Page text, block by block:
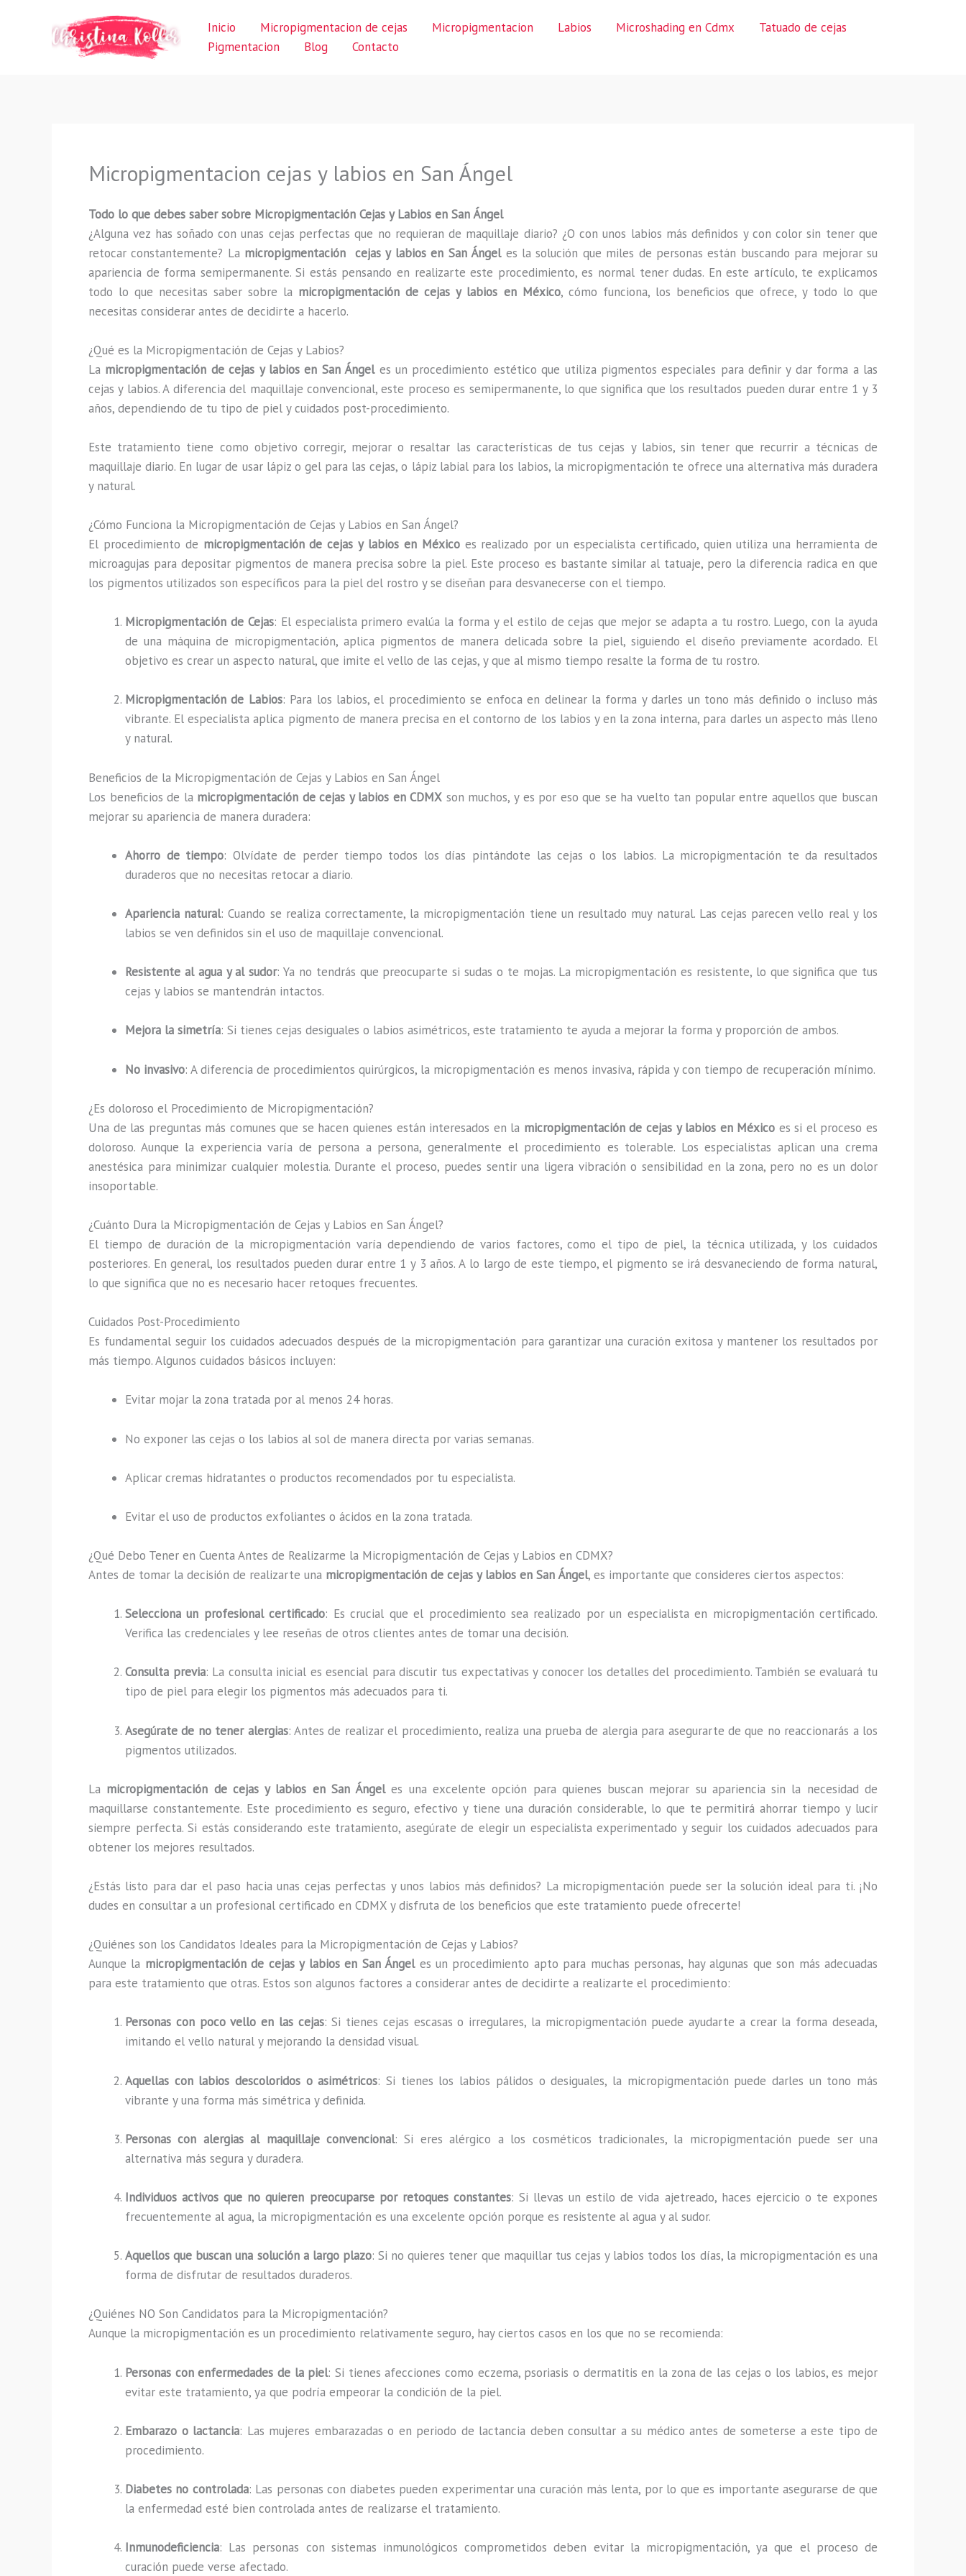
Inicio Micropigmentacion de cejas Micropigmentacion Labios Microshading en Cdmx
Tatuado de cejas
Pigmentacion
Blog Contacto
Micropigmentacion cejas y labios en San Ángel
Todo lo que debes saber sobre Micropigmentación Cejas y Labios en San Ángel
¿Alguna vez has soñado con unas cejas perfectas que no requieran de maquillaje diario? ¿O con unos labios más definidos y con color sin tener que
retocar constantemente? La micropigmentación cejas y labios en San Ángeles la solución que miles de personas están buscando para mejorar su
apariencia de forma semipermanente. Si estás pensando en realizarte este procedimiento, es normal tener dudas. En este artículo, te explicamos
todo lo que necesitas saber sobre la micropigmentación de cejas y labios en México, cómo funciona, los beneficios que ofrece, y todo lo que
necesitas considerar antes de decidirte a hacerlo.
¿Qué es la Micropigmentación de Cejas y Labios?
La micropigmentación de cejas y labios en San Ángeles un procedimiento estético que utiliza pigmentos especiales para definir y dar forma a las
cejas y labios. A diferencia del maquillaje convencional, este proceso es semipermanente, lo que significa que los resultados pueden durar entre 1 y 3
años, dependiendo de tu tipo de piel y cuidados post-procedimiento.
Este tratamiento tiene como objetivo corregir, mejorar o resaltar las características de tus cejas y labios, sin tener que recurrir a técnicas de
maquillaje diario. En lugar de usar lápiz o gel para las cejas, o lápiz labial para los labios, la micropigmentación te ofrece una alternativa más duradera
y natural.
¿Cómo Funciona la Micropigmentación de Cejas y Labios en San Ángel?
El procedimiento de micropigmentación de cejas y labios en Méxicoes realizado por un especialista certificado, quien utiliza una herramienta de
microagujas para depositar pigmentos de manera precisa sobre la piel. Este proceso es bastante similar al tatuaje, pero la diferencia radica en que
los pigmentos utilizados son específicos para la piel del rostro y se diseñan para desvanecerse con el tiempo.
Micropigmentación de Cejas: El especialista primero evalúa la forma y el estilo de cejas que mejor se adapta a tu rostro. Luego, con la ayuda
de una máquina de micropigmentación, aplica pigmentos de manera delicada sobre la piel, siguiendo el diseño previamente acordado. El
objetivo es crear un aspecto natural, que imite el vello de las cejas, y que al mismo tiempo resalte la forma de tu rostro.
Micropigmentación de Labios: Para los labios, el procedimiento se enfoca en delinear la forma y darles un tono más definido o incluso más
vibrante. El especialista aplica pigmento de manera precisa en el contorno de los labios y en la zona interna, para darles un aspecto más lleno
y natural.
Beneficios de la Micropigmentación de Cejas y Labios en San Ángel
Los beneficios de la micropigmentación de cejas y labios en CDMX son muchos, y es por eso que se ha vuelto tan popular entre aquellos que buscan
mejorar su apariencia de manera duradera:
Ahorro de tiempo: Olvídate de perder tiempo todos los días pintándote las cejas o los labios. La micropigmentación te da resultados
duraderos que no necesitas retocar a diario.
Apariencia natural: Cuando se realiza correctamente, la micropigmentación tiene un resultado muy natural. Las cejas parecen vello real y los
labios se ven definidos sin el uso de maquillaje convencional.
Resistente al agua y al sudor: Ya no tendrás que preocuparte si sudas o te mojas. La micropigmentación es resistente, lo que significa que tus
cejas y labios se mantendrán intactos.
Mejora la simetría: Si tienes cejas desiguales o labios asimétricos, este tratamiento te ayuda a mejorar la forma y proporción de ambos.
No invasivo: A diferencia de procedimientos quirúrgicos, la micropigmentación es menos invasiva, rápida y con tiempo de recuperación mínimo.
¿Es doloroso el Procedimiento de Micropigmentación?
Una de las preguntas más comunes que se hacen quienes están interesados en la micropigmentación de cejas y labios en México es si el proceso es
doloroso. Aunque la experiencia varía de persona a persona, generalmente el procedimiento es tolerable. Los especialistas aplican una crema
anestésica para minimizar cualquier molestia. Durante el proceso, puedes sentir una ligera vibración o sensibilidad en la zona, pero no es un dolor
insoportable.
¿Cuánto Dura la Micropigmentación de Cejas y Labios en San Ángel?
El tiempo de duración de la micropigmentación varía dependiendo de varios factores, como el tipo de piel, la técnica utilizada, y los cuidados
posteriores. En general, los resultados pueden durar entre 1 y 3 años. A lo largo de este tiempo, el pigmento se irá desvaneciendo de forma natural,
lo que significa que no es necesario hacer retoques frecuentes.
Cuidados Post-Procedimiento
Es fundamental seguir los cuidados adecuados después de la micropigmentación para garantizar una curación exitosa y mantener los resultados por
más tiempo. Algunos cuidados básicos incluyen:
Evitar mojar la zona tratada por al menos 24 horas.
No exponer las cejas o los labios al sol de manera directa por varias semanas.
Aplicar cremas hidratantes o productos recomendados por tu especialista.
Evitar el uso de productos exfoliantes o ácidos en la zona tratada.
¿Qué Debo Tener en Cuenta Antes de Realizarme la Micropigmentación de Cejas y Labios en CDMX?
Antes de tomar la decisión de realizarte una micropigmentación de cejas y labios en San Ángel, es importante que consideres ciertos aspectos:
Selecciona un profesional certificado: Es crucial que el procedimiento sea realizado por un especialista en micropigmentación certificado.
Verifica las credenciales y lee reseñas de otros clientes antes de tomar una decisión.
Consulta previa: La consulta inicial es esencial para discutir tus expectativas y conocer los detalles del procedimiento. También se evaluará tu
tipo de piel para elegir los pigmentos más adecuados para ti.
Asegúrate de no tener alergias: Antes de realizar el procedimiento, realiza una prueba de alergia para asegurarte de que no reaccionarás a los
pigmentos utilizados.
La micropigmentación de cejas y labios en San Ángeles una excelente opción para quienes buscan mejorar su apariencia sin la necesidad de
maquillarse constantemente. Este procedimiento es seguro, efectivo y tiene una duración considerable, lo que te permitirá ahorrar tiempo y lucir
siempre perfecta. Si estás considerando este tratamiento, asegúrate de elegir un especialista experimentado y seguir los cuidados adecuados para
obtener los mejores resultados.
¿Estás listo para dar el paso hacia unas cejas perfectas y unos labios más definidos? La micropigmentación puede ser la solución ideal para ti. ¡No
dudes en consultar a un profesional certificado en CDMX y disfruta de los beneficios que este tratamiento puede ofrecerte!
¿Quiénes son los Candidatos Ideales para la Micropigmentación de Cejas y Labios?
Aunque la micropigmentación de cejas y labios en San Ángeles un procedimiento apto para muchas personas, hay algunas que son más adecuadas
para este tratamiento que otras. Estos son algunos factores a considerar antes de decidirte a realizarte el procedimiento:
Personas con poco vello en las cejas: Si tienes cejas escasas o irregulares, la micropigmentación puede ayudarte a crear la forma deseada,
imitando el vello natural y mejorando la densidad visual.
Aquellas con labios descoloridos o asimétricos: Si tienes los labios pálidos o desiguales, la micropigmentación puede darles un tono más
vibrante y una forma más simétrica y definida.
Personas con alergias al maquillaje convencional: Si eres alérgico a los cosméticos tradicionales, la micropigmentación puede ser una
alternativa más segura y duradera.
Individuos activos que no quieren preocuparse por retoques constantes: Si llevas un estilo de vida ajetreado, haces ejercicio o te expones
frecuentemente al agua, la micropigmentación es una excelente opción porque es resistente al agua y al sudor.
Aquellos que buscan una solución a largo plazo: Si no quieres tener que maquillar tus cejas y labios todos los días, la micropigmentación es una
forma de disfrutar de resultados duraderos.
¿Quiénes NO Son Candidatos para la Micropigmentación?
Aunque la micropigmentación es un procedimiento relativamente seguro, hay ciertos casos en los que no se recomienda:
Personas con enfermedades de la piel: Si tienes afecciones como eczema, psoriasis o dermatitis en la zona de las cejas o los labios, es mejor
evitar este tratamiento, ya que podría empeorar la condición de la piel.
Embarazo o lactancia: Las mujeres embarazadas o en periodo de lactancia deben consultar a su médico antes de someterse a este tipo de
procedimiento.
Diabetes no controlada: Las personas con diabetes pueden experimentar una curación más lenta, por lo que es importante asegurarse de que
la enfermedad esté bien controlada antes de realizarse el tratamiento.
Inmunodeficiencia: Las personas con sistemas inmunológicos comprometidos deben evitar la micropigmentación, ya que el proceso de
curación puede verse afectado.